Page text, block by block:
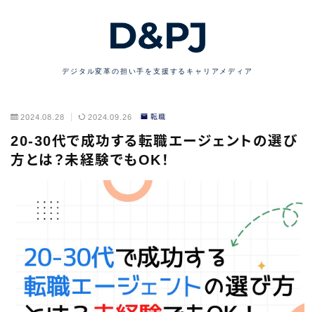
デジタル変革の担い手を支援するキャリアメディア
2024.08.28 2024.09.26 転職
20-30代で成功する転職エージェントの選び
方とは？未経験でもOK！